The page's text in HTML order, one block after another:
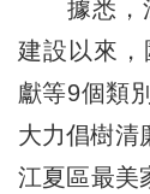
據悉，江
建設以來
獻等9個類
大力倡樹清
江夏區最美